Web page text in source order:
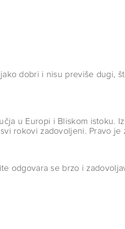
dobri i nisu previše dugi,
u Europi i Bliskom istoku.
rokovi zadovoljeni. Pravo je
odgovara se brzo i